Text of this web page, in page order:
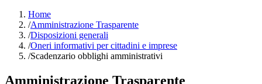
Home
/Amministrazione Trasparente
/Disposizioni generali
/Oneri informativi per cittadini e imprese
/Scadenzario obblighi amministrativi
Amministrazione Trasparente